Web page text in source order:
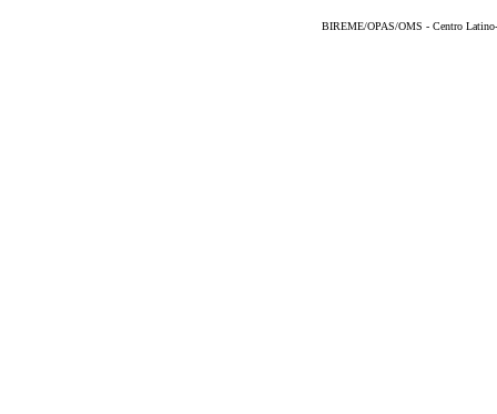
BIREME/OPAS/OMS - Centro Latino-